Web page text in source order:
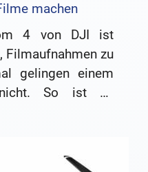
machen
4 von DJI ist
Filmaufnahmen zu
gelingen einem
nicht. So ist es
von einem